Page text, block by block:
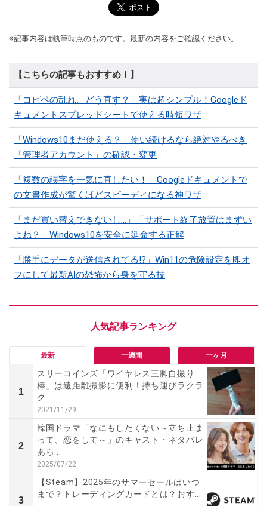
※記事内容は執筆時点のものです。最新の内容をご確認ください。
【こちらの記事もおすすめ！】
「コピペの乱れ、どう直す？」実は超シンプル！Googleド
キュメントスプレッドシートで使える時短ワザ
「Windows10まだ使える？」使い続けるなら絶対やるべき
「管理者アカウント」の確認・変更
「複数の誤字を一気に直したい！」Googleドキュメントで
の文書作成が驚くほどスピーディになる神ワザ
「まだ買い替えできないし…」「サポート終了放置はまずい
よね？」Windows10を安全に延命する正解
「勝手にデータが送信されてる!?」Win11の危険設定を即オ
フにして最新AIの恐怖から身を守る技
最新 一週間 一ヶ月
1
スリーコインズ「ワイヤレス三脚自撮り
棒」は遠距離撮影に便利！持ち運びラクラ
ク
2021/11/29
2
韓国ドラマ「なにもしたくない～立ち止ま
って、恋をして～」のキャスト・ネタバレ
あら...
2025/07/22
3
【Steam】2025年のサマーセールはいつ
まで？トレーディングカードとは？おす...